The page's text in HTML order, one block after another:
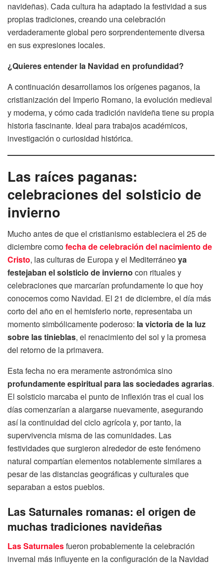
navideñas). Cada cultura ha adaptado la festividad a sus
propias tradiciones, creando una celebración
verdaderamente global pero sorprendentemente diversa
en sus expresiones locales.
¿Quieres entender la Navidad en profundidad?
A continuación desarrollamos los orígenes paganos, la
cristianización del Imperio Romano, la evolución medieval
y moderna, y cómo cada tradición navideña tiene su propia
historia fascinante. Ideal para trabajos académicos,
investigación o curiosidad histórica.
Las raíces paganas:
celebraciones del solsticio de
invierno
Mucho antes de que el cristianismo estableciera el 25 de
diciembre comofecha de celebración del nacimiento de
Cristo, las culturas de Europa y el Mediterráneoya
festejaban el solsticio de invierno con rituales y
celebraciones que marcarían profundamente lo que hoy
conocemos como Navidad. El 21 de diciembre, el día más
corto del año en el hemisferio norte, representaba un
momento simbólicamente poderoso: la victoria de la luz
sobre las tinieblas, el renacimiento del sol y la promesa
del retorno de la primavera.
Esta fecha no era meramente astronómica sino
profundamente espiritual para las sociedades agrarias.
El solsticio marcaba el punto de inflexión tras el cual los
días comenzarían a alargarse nuevamente, asegurando
así la continuidad del ciclo agrícola y, por tanto, la
supervivencia misma de las comunidades. Las
festividades que surgieron alrededor de este fenómeno
natural compartían elementos notablemente similares a
pesar de las distancias geográficas y culturales que
separaban a estos pueblos.
Las Saturnales romanas: el origen de
muchas tradiciones navideñas
Las Saturnalesfueron probablemente la celebración
invernal más influyente en la configuración de la Navidad